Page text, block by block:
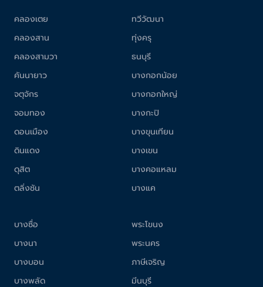
คลองเตย
คลองสาน
คลองสามวา
คันนายาว
จตุจักร
จอมทอง
ดอนเมือง
ดินแดง
ดุสิต
ตลิ่งชัน
ทวีวัฒนา
ทุ่งครุ
ธนบุรี
บางกอกน้อย
บางกอกใหญ่
บางกะปิ
บางขุนเทียน
บางเขน
บางคอแหลม
บางแค
บางซื่อ
บางนา
บางบอน
บางพลัด
พระโขนง
พระนคร
ภาษีเจริญ
มีนบุรี